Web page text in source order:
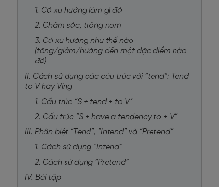
1. Có xu hướng làm gì đó
2. Chăm sóc, trông nom
3. Có xu hướng như thế nào
(tăng/giảm/hướng đến một đặc điểm nào
đó)
II. Cách sử dụng các câu trúc với “tend”: Tend
to V hay Ving
1. Cấu trúc “S + tend + to V”
2. Cấu trúc “S + have a tendency to + V”
III. Phân biệt “Tend”, “Intend” và “Pretend”
1. Cách sử dụng “Intend”
2. Cách sử dụng “Pretend”
IV. Bài tập